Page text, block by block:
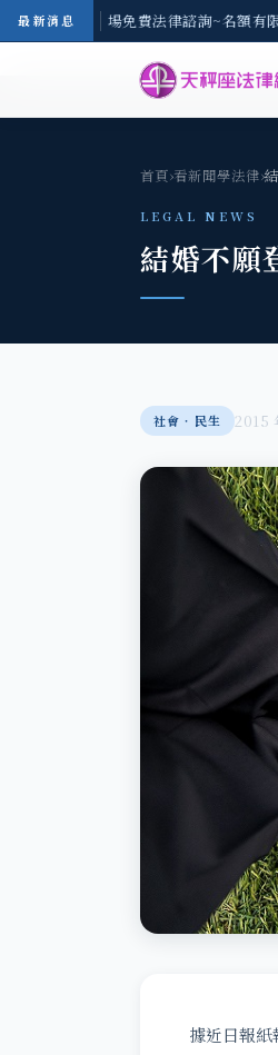
最新消息
-8/3(一) 現場免費法律諮詢~名額有
首頁›看新聞學法律›
LEGAL NEWS
結婚不願
社會‧民生 2015
據近日報